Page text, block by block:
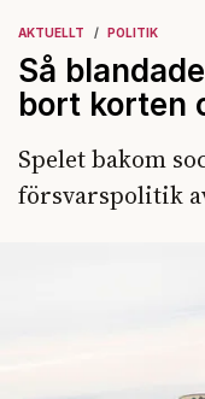
AKTUELLT POLITIK
Så
bort korten
Spelet bakom
försvarspolitik